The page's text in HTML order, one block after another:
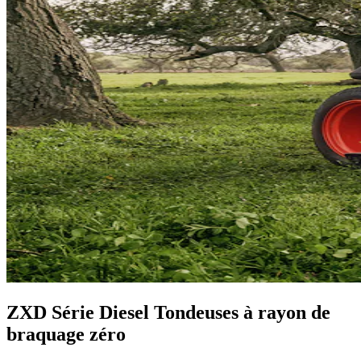
ZXD Série Diesel Tondeuses à rayon de
braquage zéro